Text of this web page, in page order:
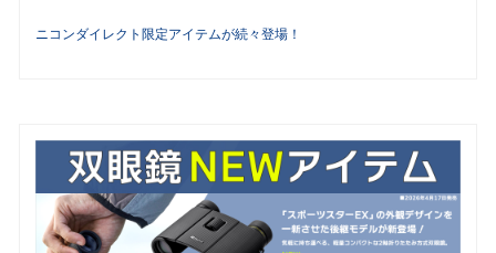
ニコンダイレクト限定アイテムが続々登場！